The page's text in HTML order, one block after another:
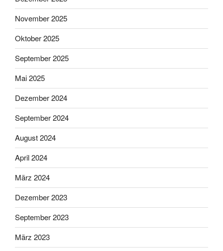
November 2025
Oktober 2025
September 2025
Mai 2025
Dezember 2024
September 2024
August 2024
April 2024
März 2024
Dezember 2023
September 2023
März 2023